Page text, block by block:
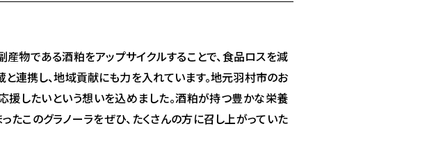
産物である酒粕をアップサイクルすることで、食品ロスを減
連携し、地域貢献にも力を入れています。地元羽村市のお
援したいという想いを込めました。酒粕が持つ豊かな栄養
たこのグラノーラをぜひ、たくさんの方に召し上がっていた